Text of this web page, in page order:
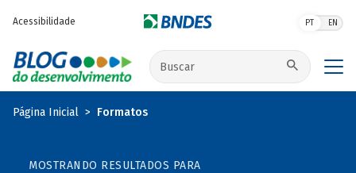
Acessibilidade PT EN
Buscar no site
Página Inicial Formatos
MOSTRANDO RESULTADOS PARA